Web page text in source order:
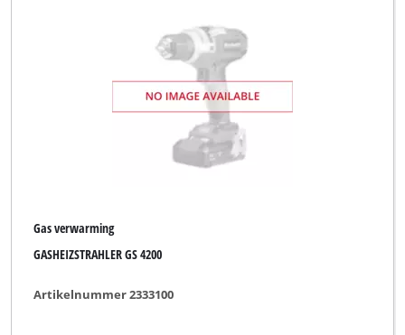
Gas verwarming
GASHEIZSTRAHLER GS 4200
Artikelnummer 2333100